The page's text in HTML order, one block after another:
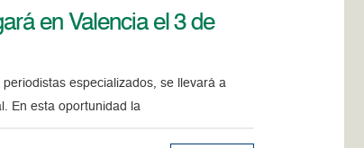
en Valencia el 3 de
especializados, se llevará a
En esta oportunidad la